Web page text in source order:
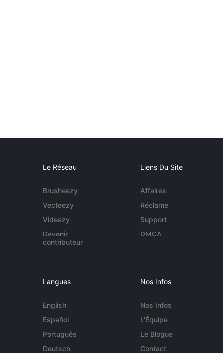
Le Réseau
Brusheezy
Vecteezy
Videezy
Devenir
contributeur
Liens Du Site
Affaires
Réclame
Support
DMCA
Langues
English
Español
Português
Deutsch
Nos Infos
Nos Infos
L'Équipe
Le Blogue
Contact